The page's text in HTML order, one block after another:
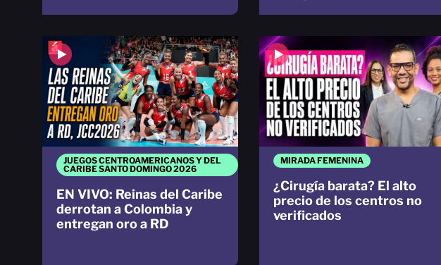
JUEGOS CENTROAMERICANOS Y DEL
CARIBE SANTO DOMINGO 2026
EN VIVO: Reinas del Caribe
derrotan a Colombia y
entregan oro a RD
MIRADA FEMENINA
¿Cirugía barata? El alto
precio de los centros no
verificados